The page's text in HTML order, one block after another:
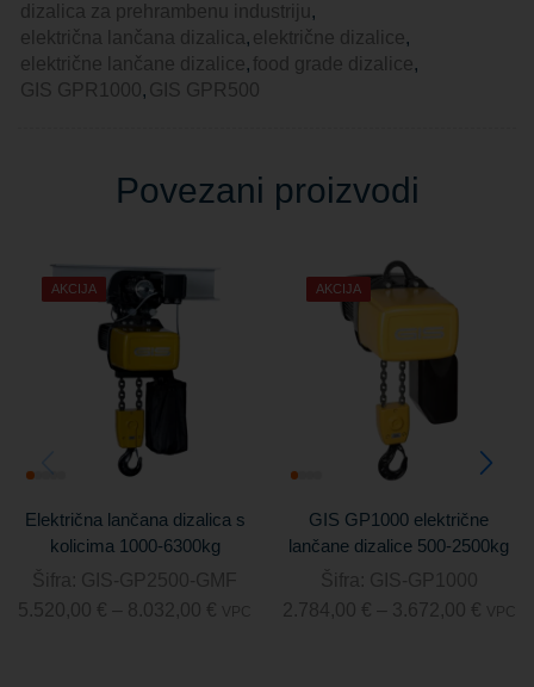
dizalica za prehrambenu industriju ,
električna lančana dizalica, električne dizalice,
električne lančane dizalice, food grade dizalice,
GIS GPR1000, GIS GPR500
Povezani proizvodi
AKCIJA
Električna lančana dizalica s
kolicima 1000-6300kg
5.520,00 € – 8.032,00 € VPC
AKCIJA
GIS GP1000 električne
lančane dizalice 500-2500kg
2.784,00 € – 3.672,00 € VPC